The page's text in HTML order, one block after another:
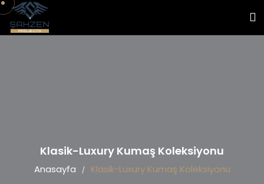
Klasik-Luxury Kumaş Koleksiyonu
Anasayfa / Klasik-Luxury Kumaş Koleksiyonu